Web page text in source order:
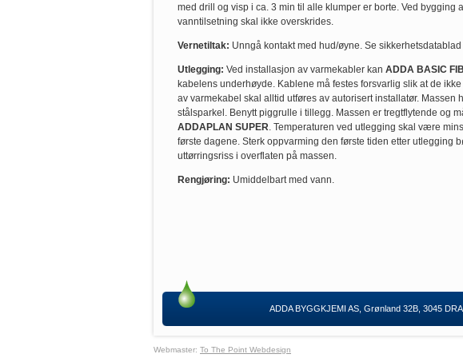
med drill og visp i ca. 3 min til alle klumper er borte. Ved bygging
vanntilsetning skal ikke overskrides.
Vernetiltak: Unngå kontakt med hud/øyne. Se
Utlegging: Ved installasjon av varmekabler kan ADDA BASIC
kabelens underhøyde. Kablene må festes forsvarlig slik at de
av varmekabel skal alltid utføres av autorisert installatør. Massen
stålsparkel. Benytt piggrulle i tillegg. Massen er tregtflytende og
ADDAPLAN SUPER. Temperaturen ved utlegging skal være
første dagene. Sterk oppvarming den første tiden etter utlegging
uttørringsriss i overflaten på massen.
Rengjøring: Umiddelbart med vann.
ADDA BYGGKJEMI AS, Grønland 32B, 3045
Webmaster: To The Point Webdesign